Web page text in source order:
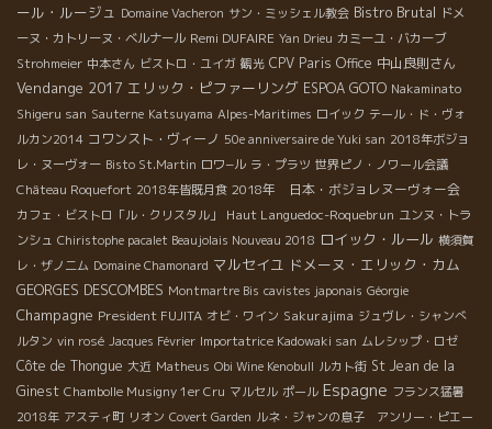
ール・ルージュ Domaine Vacheron サン・ミッシェル教会 Bistro Brutal ドメ
ーヌ・カトリーヌ・ベルナール Remi DUFAIRE Yan Drieu カミーユ・バカーブ
Strohmeier 中本さん ビストロ・ユイガ 観光 CPV Paris Office 中山良則さん
Vendange 2017 エリック・ピファーリング ESPOA GOTO Nakaminato
Shigeru san Sauterne Katsuyama Alpes-Maritimes ロイック テール・ド・ヴォ
ルカン2014 コワンスト・ヴィーノ 50e anniversaire de Yuki san 2018年ボジョ
レ・ヌーヴォー Bisto St.Martin ロワ−ル ラ・プラツ 世界ピノ・ノワール会議
Château Roquefort 2018年皆既月食 2018年 日本・ボジョレヌーヴォー会
カフェ・ビストロ「ル・クリスタル」 Haut Languedoc-Roquebrun ユンヌ・トラ
ンシュ Chiristophe pacalet Beaujolais Nouveau 2018 ロイック・ルール 横須賀
レ・ザノ二ム Domaine Chamonard マルセイユ ドメーヌ・エリック・カム
GEORGES DESCOMBES Montmartre Bis cavistes japonais Géorgie
Champagne President FUJITA オビ・ワイン Sakurajima ジュヴレ・シャンべ
ルタン vin rosé Jacques Février Importatrice Kadowaki san ムレシップ・ロゼ
Côte de Thongue 大近 Matheus Obi Wine Kenobull ルカト街 St Jean de la
Ginest Chambolle Musigny 1er Cru マルセル ポール Espagne フランス猛暑
2018年 アスティ町 リオン Covert Garden ルネ・ジャンの息子 アンリー・ピエー